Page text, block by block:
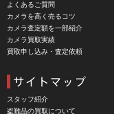
CBL Lens（シービーエ
CHINON（チノン）
CHIYOCA 千代田商会
CIESTA（シエスタ）
Cineroid（シネロイド）
よくあるご質問
カメラを高く売るコツ
カメラ査定額を一部紹介
カメラ買取実績
買取申し込み・査定依頼
スタッフ紹介
盗難品の買取について